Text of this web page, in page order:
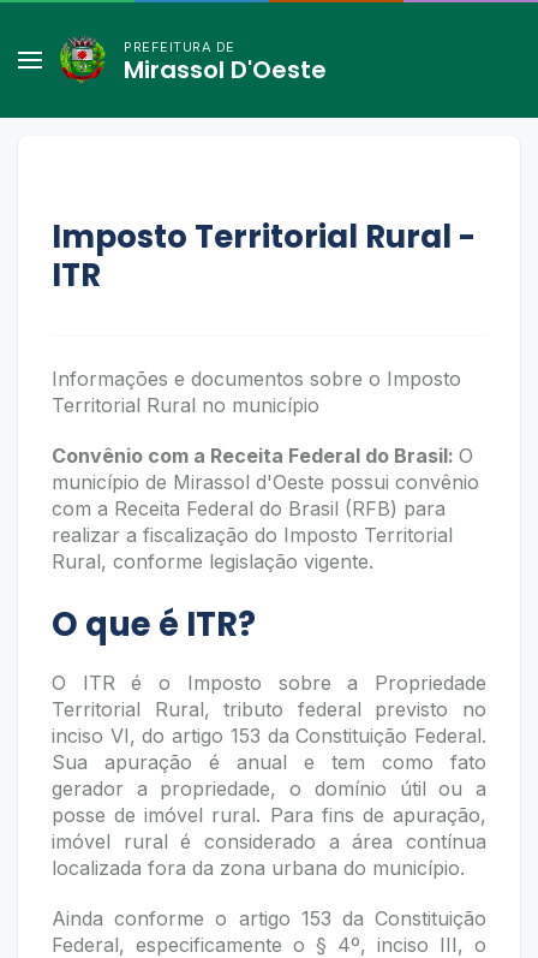
PREFEITURA DE
Mirassol D'Oeste
Imposto Territorial Rural -
ITR
Informações e documentos sobre o Imposto
Territorial Rural no município
Convênio com a Receita Federal do Brasil: O
município de Mirassol d'Oeste possui convênio
com a Receita Federal do Brasil (RFB) para
realizar a fiscalização do Imposto Territorial
Rural, conforme legislação vigente.
O que é ITR?
O ITR é o Imposto sobre a Propriedade
Territorial Rural, tributo federal previsto no
inciso VI, do artigo 153 da Constituição Federal.
Sua apuração é anual e tem como fato
gerador a propriedade, o domínio útil ou a
posse de imóvel rural. Para fins de apuração,
imóvel rural é considerado a área contínua
localizada fora da zona urbana do município.
Ainda conforme o artigo 153 da Constituição
Federal, especificamente o § 4º, inciso III, o